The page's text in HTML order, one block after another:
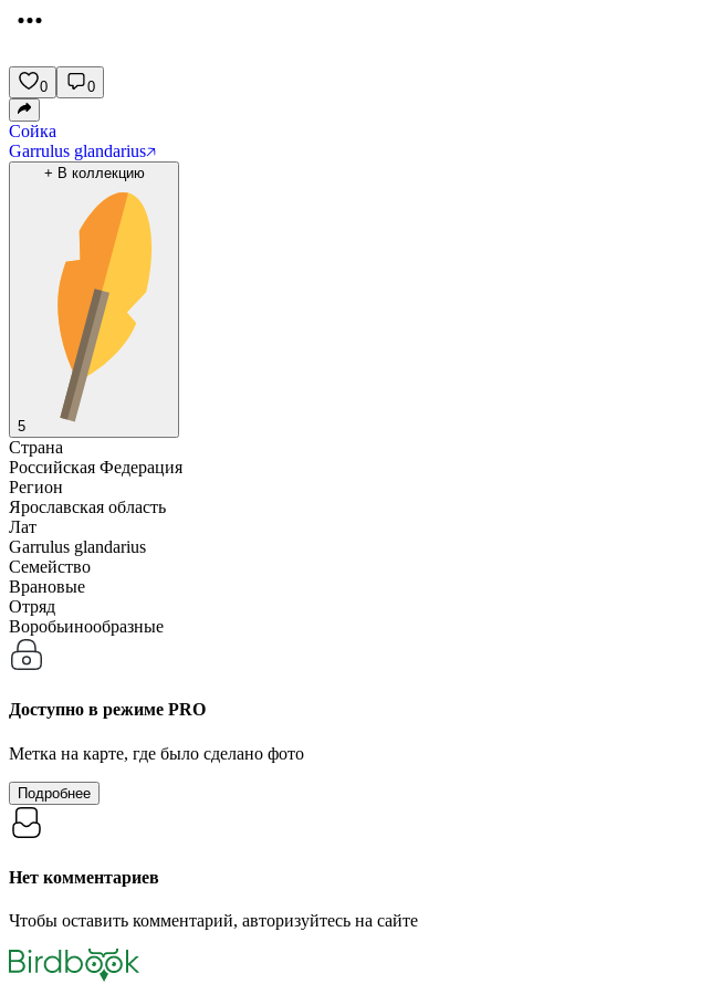
0 0
Сойка
Garrulus glandarius
+ В коллекцию
5
Страна
Российская Федерация
Регион
Ярославская область
Лат
Garrulus glandarius
Семейство
Врановые
Отряд
Воробьинообразные
Доступно в режиме PRO
Метка на карте, где было сделано фото
Подробнее
Нет комментариев
Чтобы оставить комментарий, авторизуйтесь на сайте